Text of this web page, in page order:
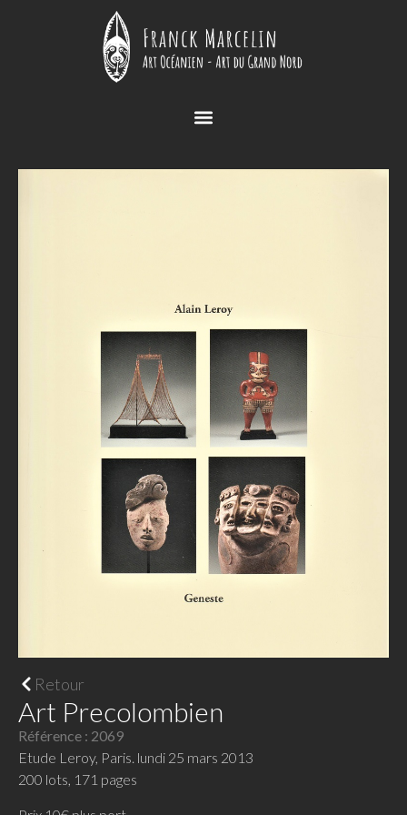
Retour
Art Precolombien
Référence : 2069
Etude Leroy, Paris. lundi 25 mars 2013
200 lots, 171 pages